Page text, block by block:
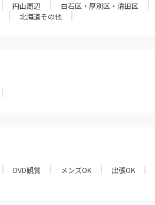
円山周辺 白石区・厚別区・清田区
北海道その他
DVD観賞 メンズOK 出張OK